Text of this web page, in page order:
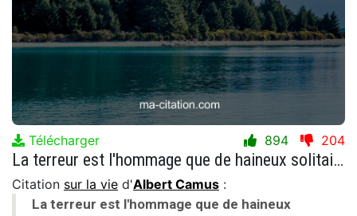
Télécharger 894 204
La terreur est l'hommage que de haineux solitaires finissent par rendre Ã la fraternitÃ© des hommes.
Citation sur la vie d'Albert Camus :
La terreur est l'hommage que de haineux